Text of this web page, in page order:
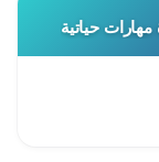
حياتية